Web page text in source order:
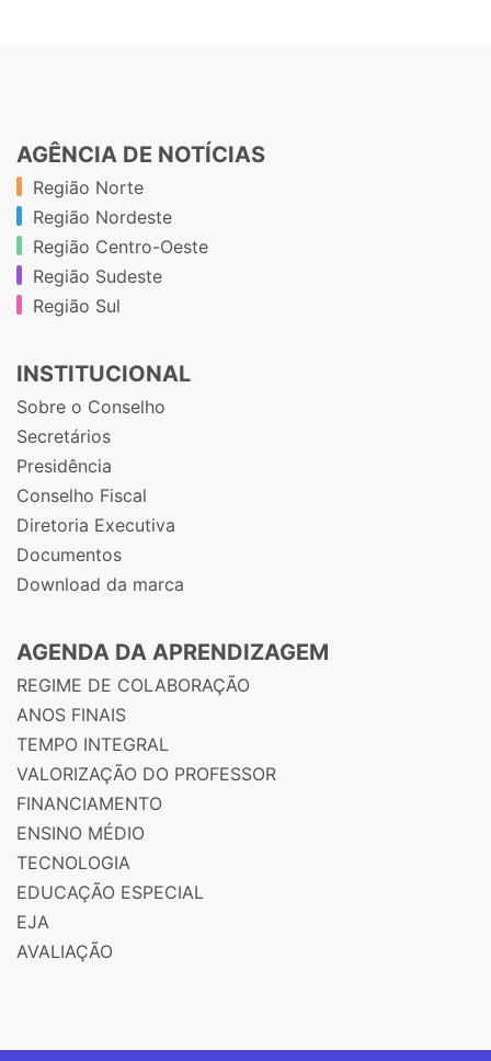
AGÊNCIA DE NOTÍCIAS
Região Norte
Região Nordeste
Região Centro-Oeste
Região Sudeste
Região Sul
INSTITUCIONAL
Sobre o Conselho
Secretários
Presidência
Conselho Fiscal
Diretoria Executiva
Documentos
Download da marca
AGENDA DA APRENDIZAGEM
REGIME DE COLABORAÇÃO
ANOS FINAIS
TEMPO INTEGRAL
VALORIZAÇÃO DO PROFESSOR
FINANCIAMENTO
ENSINO MÉDIO
TECNOLOGIA
EDUCAÇÃO ESPECIAL
EJA
AVALIAÇÃO